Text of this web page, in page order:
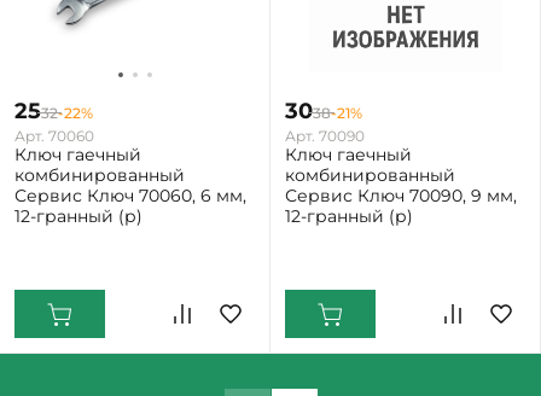
2532-22%
Арт. 70060
Ключ гаечный
комбинированный
Сервис Ключ 70060, 6 мм,
12-гранный (р)
3038-21%
Арт. 70090
Ключ гаечный
комбинированный
Сервис Ключ 70090, 9 мм,
12-гранный (р)